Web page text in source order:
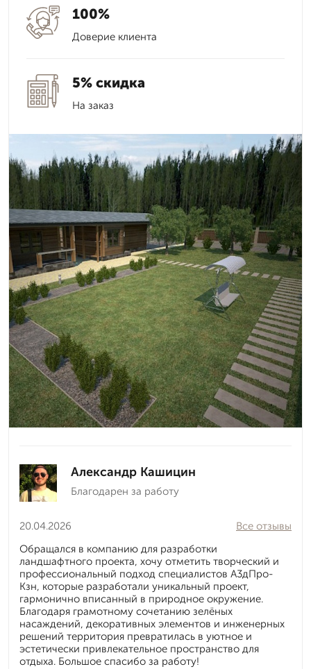
100%
Доверие клиента
5% скидка
На заказ
Александр Кашицин
Благодарен за работу
20.04.2026
Все отзывы
Обращался в компанию для разработки
ландшафтного проекта, хочу отметить творческий и
профессиональный подход специалистов А3дПро-
Кзн, которые разработали уникальный проект,
гармонично вписанный в природное окружение.
Благодаря грамотному сочетанию зелёных
насаждений, декоративных элементов и инженерных
решений территория превратилась в уютное и
эстетически привлекательное пространство для
отдыха. Большое спасибо за работу!